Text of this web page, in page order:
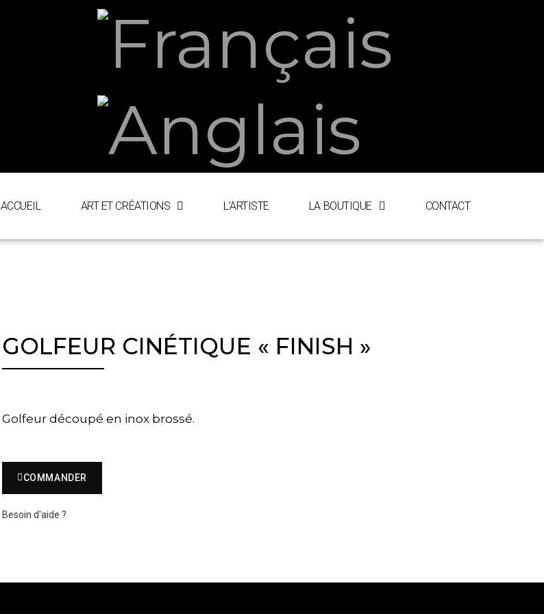
ACCUEIL ART ET CRÉATIONS L’ARTISTE LA BOUTIQUE CONTACT
GOLFEUR CINÉTIQUE « FINISH »
Golfeur découpé en inox brossé.
COMMANDER
Besoin d'aide ?